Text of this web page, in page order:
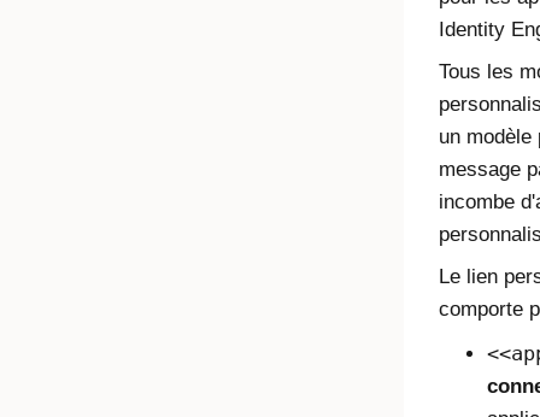
Identity
Tous les
un
message
incombe
Le lien
comporte